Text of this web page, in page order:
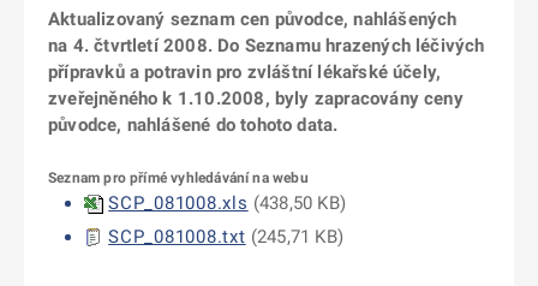
Aktualizovaný seznam cen původce, nahlášených
na 4. čtvrtletí 2008. Do Seznamu hrazených léčivých
přípravků a potravin pro zvláštní lékařské účely,
zveřejněného k 1.10.2008, byly zapracovány ceny
původce, nahlášené do tohoto data.
Seznam pro přímé vyhledávání na webu
SCP_081008.xls (438,50 KB)
SCP_081008.txt (245,71 KB)